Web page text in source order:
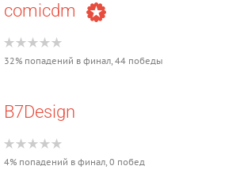
comicdm
32% попадений в финал, 44 победы
B7Design
4% попадений в финал, 0 побед